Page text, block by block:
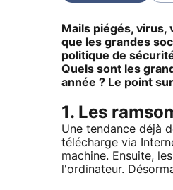
Mails piégés, virus,
que les grandes
politique de
Quels sont les
année ? Le point
1. Les
Une tendance déjà
télécharge via
machine. Ensuite,
l'ordinateur.